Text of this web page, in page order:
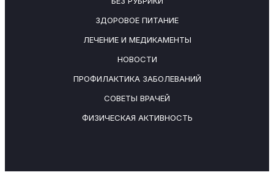
ЗДОРОВОЕ ПИТАНИЕ
ЛЕЧЕНИЕ И МЕДИКАМЕНТЫ
НОВОСТИ
ПРОФИЛАКТИКА ЗАБОЛЕВАНИЙ
СОВЕТЫ ВРАЧЕЙ
ФИЗИЧЕСКАЯ АКТИВНОСТЬ